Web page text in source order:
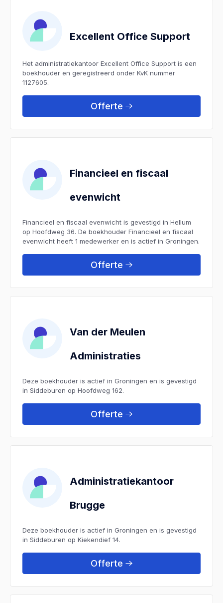
Excellent Office Support
Het administratiekantoor Excellent Office Support is een
boekhouder en geregistreerd onder KvK nummer
1127605.
Offerte
Financieel en fiscaal
evenwicht
Financieel en fiscaal evenwicht is gevestigd in Hellum
op Hoofdweg 36. De boekhouder Financieel en fiscaal
evenwicht heeft 1 medewerker en is actief in Groningen.
Offerte
Van der Meulen
Administraties
Deze boekhouder is actief in Groningen en is gevestigd
in Siddeburen op Hoofdweg 162.
Offerte
Administratiekantoor
Brugge
Deze boekhouder is actief in Groningen en is gevestigd
in Siddeburen op Kiekendief 14.
Offerte